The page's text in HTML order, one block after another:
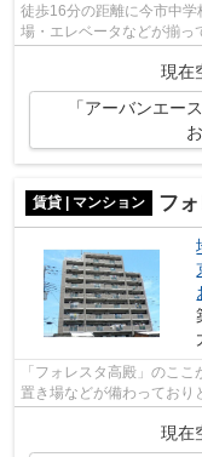
徒歩16分の距離に今市中学
場・エレベータなどが揃っ
現在
「アーバンエ
賃貸 | マンション フ
「フォレスタ高殿」のこ
置き場などが備わっており
です。2駅利用できるので
現在